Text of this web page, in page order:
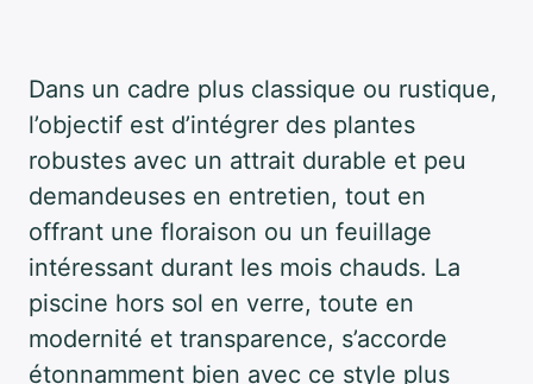
Dans un cadre plus classique ou rustique,
l’objectif est d’intégrer des plantes
robustes avec un attrait durable et peu
demandeuses en entretien, tout en
offrant une floraison ou un feuillage
intéressant durant les mois chauds. La
piscine hors sol en verre, toute en
modernité et transparence, s’accorde
étonnamment bien avec ce style plus